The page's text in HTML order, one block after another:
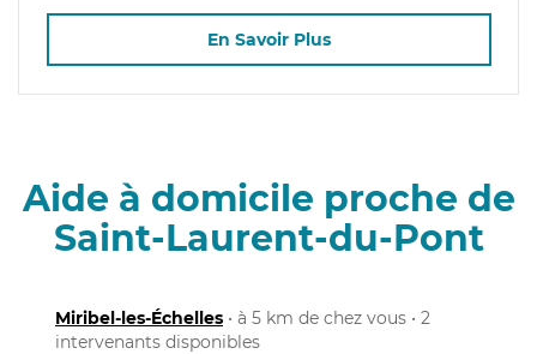
En Savoir Plus
Aide à domicile proche de
Saint-Laurent-du-Pont
Miribel-les-Échelles • à 5 km de chez vous • 2
intervenants disponibles